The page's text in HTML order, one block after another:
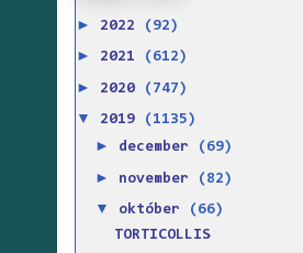
► 2022 (92)
► 2021 (612)
► 2020 (747)
▼ 2019 (1135)
► december (69)
► november (82)
▼ október
(66)
TORTICOLLIS